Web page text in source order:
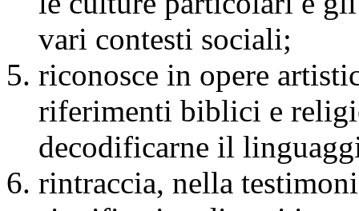
vari contesti sociali;
riconosce in opere
riferimenti biblici e
decodificarne il
rintraccia, nella